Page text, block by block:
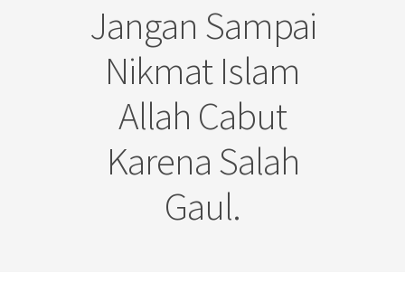
Jangan Sampai
Nikmat Islam
Allah Cabut
Karena Salah
Gaul.